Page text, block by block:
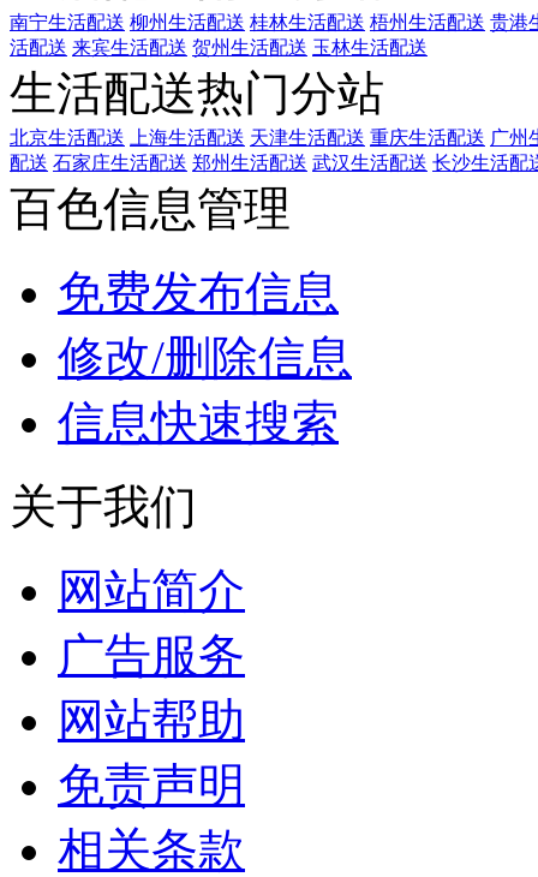
南宁生活配送 柳州生活配送 桂林生活配送 梧州生活配送 贵港
活配送 来宾生活配送 贺州生活配送 玉林生活配送
生活配送热门分站
北京生活配送 上海生活配送 天津生活配送 重庆生活配送 广州
配送 石家庄生活配送 郑州生活配送 武汉生活配送 长沙生活配
百色信息管理
免费发布信息
修改/删除信息
信息快速搜索
关于我们
网站简介
广告服务
网站帮助
免责声明
相关条款